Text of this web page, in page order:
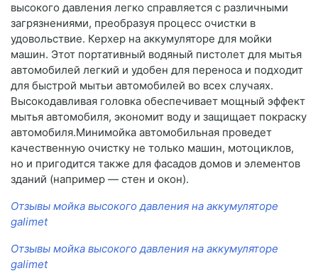
высокого давления легко справляется с различными
загрязнениями, преобразуя процесс очистки в
удовольствие. Керхер на аккумуляторе для мойки
машин. Этот портативный водяный пистолет для мытья
автомобилей легкий и удобен для переноса и подходит
для быстрой мытьи автомобилей во всех случаях.
Высокодавливая головка обеспечивает мощный эффект
мытья автомобиля, экономит воду и защищает покраску
автомобиля.Минимойка автомобильная проведет
качественную очистку не только машин, мотоциклов,
но и пригодится также для фасадов домов и элементов
зданий (например — стен и окон).
Отзывы мойка высокого давления на аккумуляторе
galimet
Отзывы мойка высокого давления на аккумуляторе
galimet